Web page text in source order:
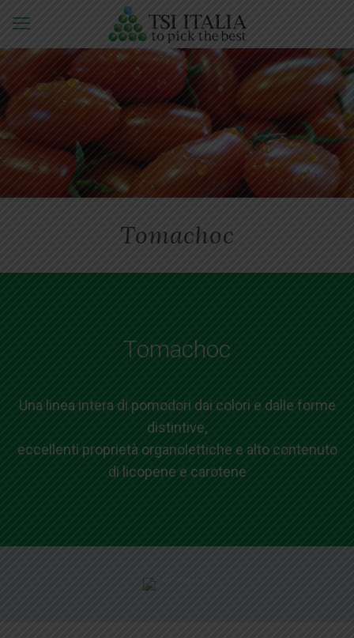
Tomachoc
Tomachoc
Una linea intera di pomodori dai colori e dalle forme
distintive,
eccellenti proprietà organolettiche e alto contenuto
di licopene e carotene